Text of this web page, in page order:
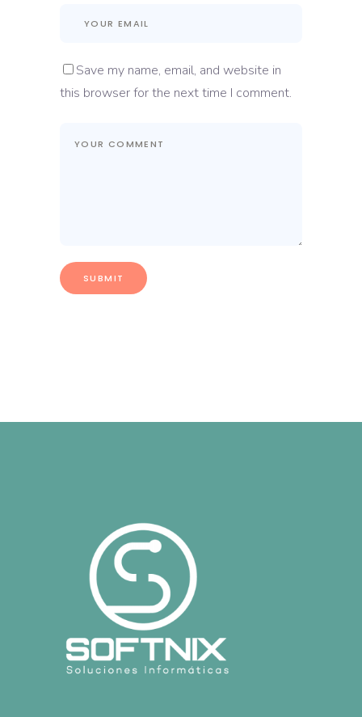
Save my name, email, and website in
this browser for the next time I comment.